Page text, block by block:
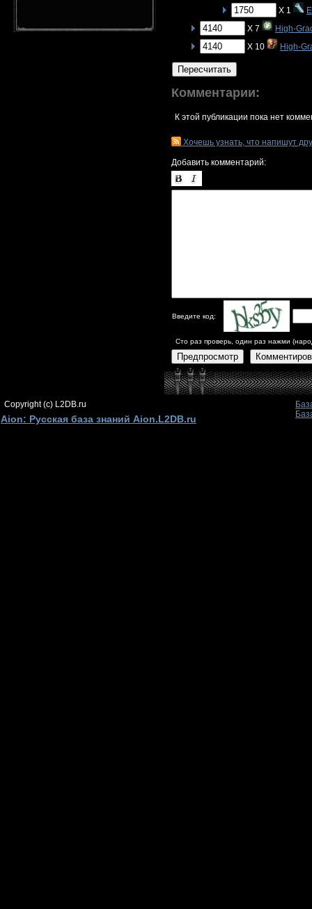
X 1
X 7
High-
X 10
High-
Пересчитать
Комментарии:
К этой публикации пока нет
Хочешь узнать, что напишут
Добавить комментарий:
Введите код:
Сто раз проверь, один раз нажми
Предпросмотр
Copyright (c) L2DB.ru
Aion: Русская база знаний Aion.L2DB.ru